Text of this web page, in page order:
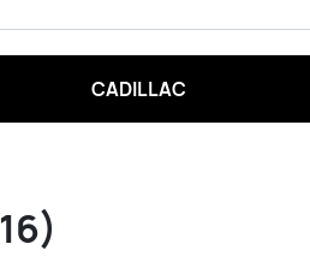
CADILLAC